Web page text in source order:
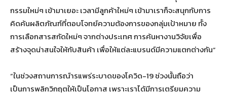
กรรมใหม่ๆ เข้ามาเยอะ เวลามีลูกค้าใหม่ๆ เข้ามาเราก็จะสนุกกับการ
คิดค้นผลิตภัณฑ์ที่ตอบโจทย์ความต้องการของกลุ่มเป้าหมาย ทั้ง
การเลือกสารสกัดใหม่ๆ จากต่างประเทศ การค้นหางานวิจัยเพื่อ
สร้างจุดน่าสนใจให้กับสินค้า เพื่อให้แต่ละแบรนด์มีความแตกต่างกัน”
“ในช่วงสถานการณ์ารแพร่ระบาดของโควิด-19 ช่วงนั้นถือว่า
เป็นการพลิกวิกฤตให้เป็นโอกาส เพราะเราได้มีการเตรียมความ